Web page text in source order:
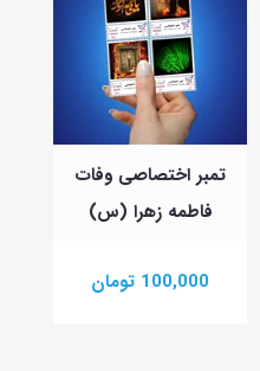
تمبر اختصاصی وفات
فاطمه زهرا (س)
100,000 تومان